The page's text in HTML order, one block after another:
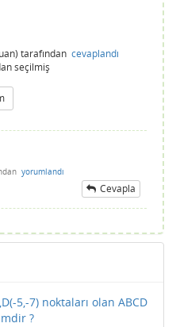
tarafından cevaplandı
seçilmiş
yorumlandı
Cevapla
5,-7) noktaları olan ABCD
?